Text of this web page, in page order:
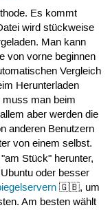
Es kommt
wird stückweise
Man kann
von vorne beginnen
Vergleich
Herunterladen
muss man beim
aber werden die
anderen Benutzern
von einem selbst.
Stück" herunter,
oder besser
🇬🇧, um
Am besten wählt